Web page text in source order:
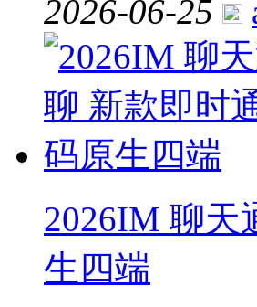
2026-06-25
2026IM 聊天
生四端